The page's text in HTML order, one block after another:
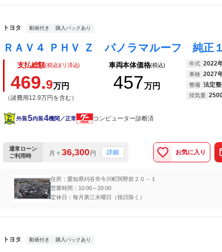
トヨタ 動画付き 購入パックあり
支払総額(税込)(リ済込)
469.9万円
（諸費用12.9万円を含む）
車両本体価格(税込)
457万円
年式 2022
車検 2027
整備 法定
排気量
外装5内装4機関／正常 コンピューター診断済
通常ローン
ご利用時
月々 36,300円 詳細 お気に入り
住所：愛知県刈谷市今川町阿野前２０－１
営業時間：10:00～20:00
定休日：毎月第三水曜日（祝日除く）
トヨタ 動画付き 購入パックあり